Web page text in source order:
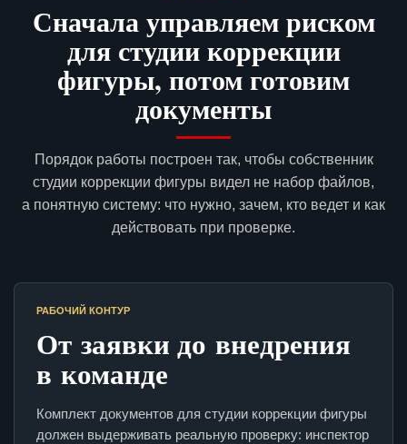
Сначала управляем риском
для студии коррекции
фигуры, потом готовим
документы
Порядок работы построен так, чтобы собственник
студии коррекции фигуры видел не набор файлов,
а понятную систему: что нужно, зачем, кто ведет и как
действовать при проверке.
РАБОЧИЙ КОНТУР
От заявки до внедрения
в команде
Комплект документов для студии коррекции фигуры
должен выдерживать реальную проверку: инспектор